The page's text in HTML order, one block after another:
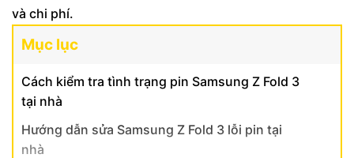
và chi phí.
Mục lục
Cách kiểm tra tình trạng pin Samsung Z Fold 3
tại nhà
Hướng dẫn sửa Samsung Z Fold 3 lỗi pin tại
nhà